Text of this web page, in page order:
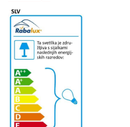
količina